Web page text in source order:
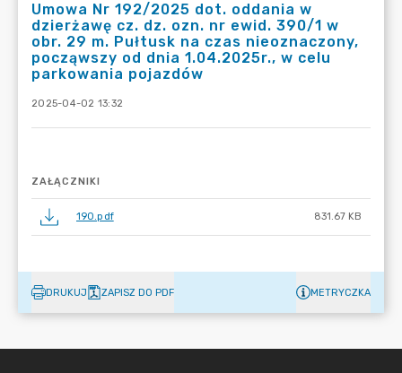
Umowa Nr 192/2025 dot. oddania w
dzierżawę cz. dz. ozn. nr ewid. 390/1 w
obr. 29 m. Pułtusk na czas nieoznaczony,
począwszy od dnia 1.04.2025r., w celu
parkowania pojazdów
2025-04-02 13:32
ZAŁĄCZNIKI
190.pdf 831.67 KB
DRUKUJ ZAPISZ DO PDF METRYCZKA